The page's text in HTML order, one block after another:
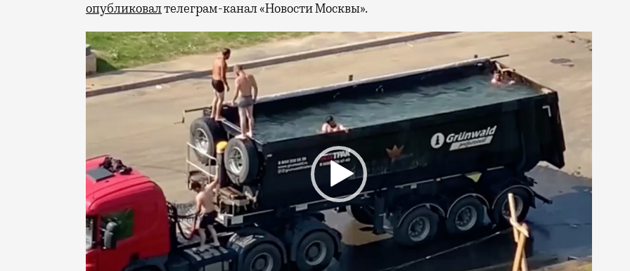
опубликовалтелеграм-канал «Новости Москвы».
Видеоплеер